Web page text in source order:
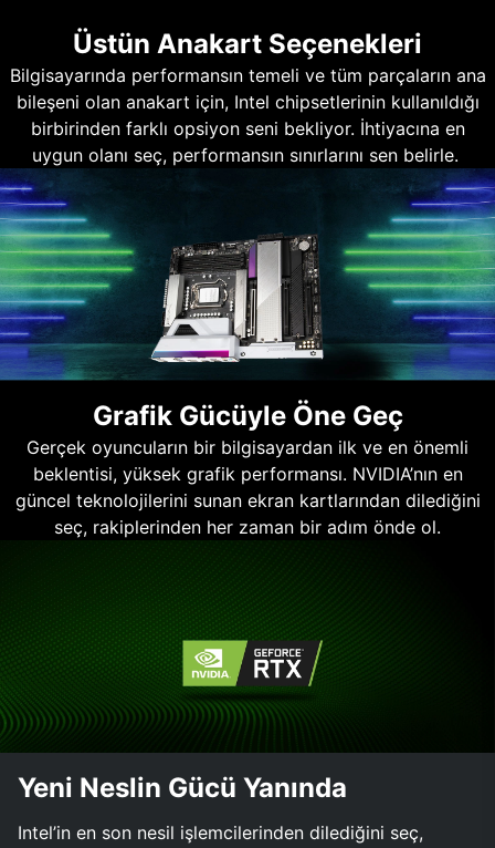
Üstün Anakart Seçenekleri
Bilgisayarında performansın temeli ve tüm parçaların ana
bileşeni olan anakart için, Intel chipsetlerinin kullanıldığı
birbirinden farklı opsiyon seni bekliyor. İhtiyacına en
uygun olanı seç, performansın sınırlarını sen belirle.
Grafik Gücüyle Öne Geç
Gerçek oyuncuların bir bilgisayardan ilk ve en önemli
beklentisi, yüksek grafik performansı. NVIDIA’nın en
güncel teknolojilerini sunan ekran kartlarından dilediğini
seç, rakiplerinden her zaman bir adım önde ol.
Yeni Neslin Gücü Yanında
Intel’in en son nesil işlemcilerinden dilediğini seç,